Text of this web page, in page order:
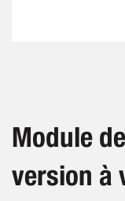
beginning
of
images
Module
version à